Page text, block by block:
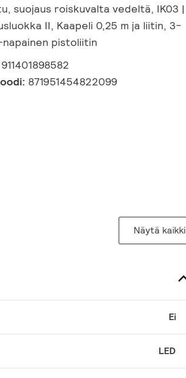
suojaus roiskuvalta vedeltä, IK03 |
II, Kaapeli 0,25 m ja liitin, 3-
pistoliitin
911401898582
871951454822099
Näytä kaikki
Ei
LED